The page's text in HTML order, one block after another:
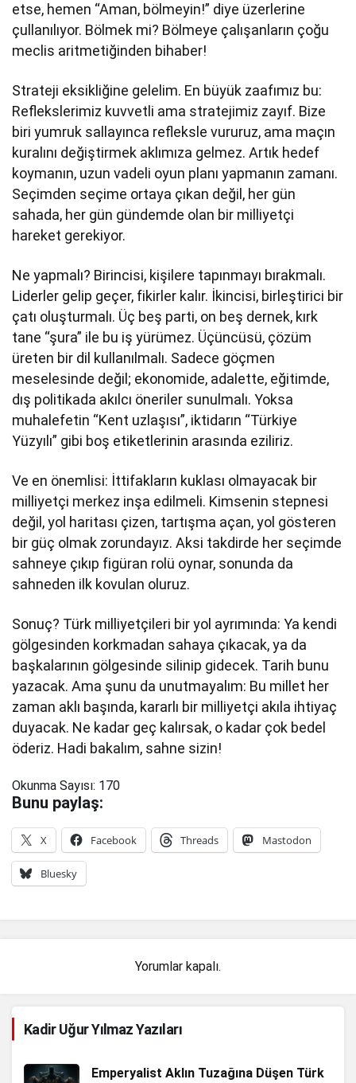
etse, hemen “Aman, bölmeyin!” diye üzerlerine
çullanılıyor. Bölmek mi? Bölmeye çalışanların çoğu
meclis aritmetiğinden bihaber!
Strateji eksikliğine gelelim. En büyük zaafımız bu:
Reflekslerimiz kuvvetli ama stratejimiz zayıf. Bize
biri yumruk sallayınca refleksle vururuz, ama maçın
kuralını değiştirmek aklımıza gelmez. Artık hedef
koymanın, uzun vadeli oyun planı yapmanın zamanı.
Seçimden seçime ortaya çıkan değil, her gün
sahada, her gün gündemde olan bir milliyetçi
hareket gerekiyor.
Ne yapmalı? Birincisi, kişilere tapınmayı bırakmalı.
Liderler gelip geçer, fikirler kalır. İkincisi, birleştirici bir
çatı oluşturmalı. Üç beş parti, on beş dernek, kırk
tane “şura” ile bu iş yürümez. Üçüncüsü, çözüm
üreten bir dil kullanılmalı. Sadece göçmen
meselesinde değil; ekonomide, adalette, eğitimde,
dış politikada akılcı öneriler sunulmalı. Yoksa
muhalefetin “Kent uzlaşısı”, iktidarın “Türkiye
Yüzyılı” gibi boş etiketlerinin arasında eziliriz.
Ve en önemlisi: İttifakların kuklası olmayacak bir
milliyetçi merkez inşa edilmeli. Kimsenin stepnesi
değil, yol haritası çizen, tartışma açan, yol gösteren
bir güç olmak zorundayız. Aksi takdirde her seçimde
sahneye çıkıp figüran rolü oynar, sonunda da
sahneden ilk kovulan oluruz.
Sonuç? Türk milliyetçileri bir yol ayrımında: Ya kendi
gölgesinden korkmadan sahaya çıkacak, ya da
başkalarının gölgesinde silinip gidecek. Tarih bunu
yazacak. Ama şunu da unutmayalım: Bu millet her
zaman aklı başında, kararlı bir milliyetçi akıla ihtiyaç
duyacak. Ne kadar geç kalırsak, o kadar çok bedel
öderiz. Hadi bakalım, sahne sizin!
Okunma Sayısı: 170
Bunu paylaş:
X Facebook Threads Mastodon
Bluesky
Yorumlar kapalı.
Kadir Uğur Yılmaz Yazıları
Emperyalist Aklın Tuzağına Düşen Türk